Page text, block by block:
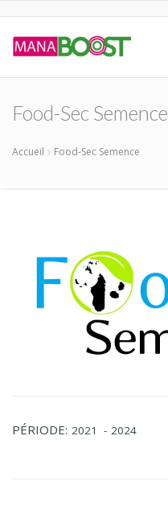
Food-Sec Semence
Accueil Food-Sec Semence
PÉRIODE: 2021 - 2024